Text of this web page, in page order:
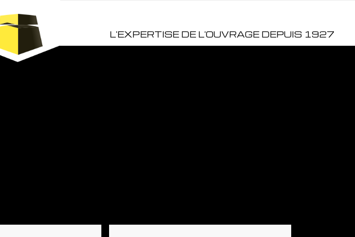
L'EXPERTISE DE L'OUVRAGE DEPUIS 1927